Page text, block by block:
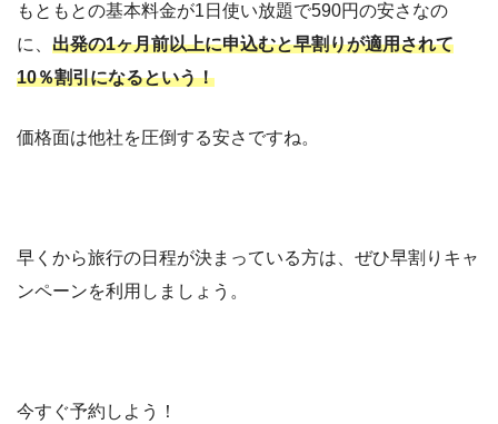
もともとの基本料金が1日使い放題で590円の安さなの
に、 出発の1ヶ月前以上に申込むと早割りが適用されて
10％割引になるという！
価格面は他社を圧倒する安さですね。
早くから旅行の日程が決まっている方は、ぜひ早割りキャ
ンペーンを利用しましょう。
今すぐ予約しよう！